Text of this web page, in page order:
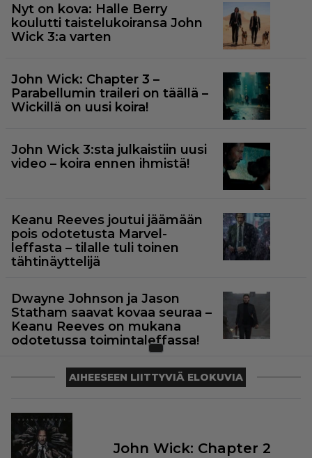
Nyt on kova: Halle Berry
koulutti taistelukoiransa John
Wick 3:a varten
John Wick: Chapter 3 –
Parabellumin traileri on täällä –
Wickillä on uusi koira!
John Wick 3:sta julkaistiin uusi
video – koira ennen ihmistä!
Keanu Reeves joutui jäämään
pois odotetusta Marvel-
leffasta – tilalle tuli toinen
tähtinäyttelijä
Dwayne Johnson ja Jason
Statham saavat kovaa seuraa –
Keanu Reeves on mukana
odotetussa toimintaleffassa!
AIHEESEEN LIITTYVIÄ ELOKUVIA
John Wick: Chapter 2